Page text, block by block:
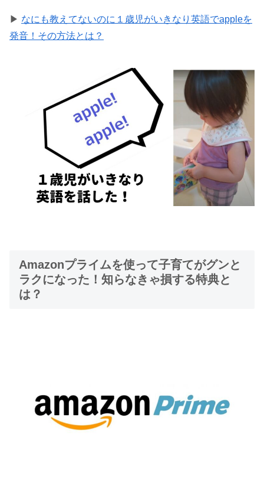
▶ なにも教えてないのに１歳児がいきなり英語でappleを
発音！その方法とは？
Amazonプライムを使って子育てがグンと
ラクになった！知らなきゃ損する特典と
は？